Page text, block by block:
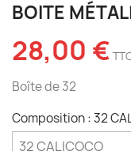
BOITE
28,00 €
Boîte de 32
Composition : 32